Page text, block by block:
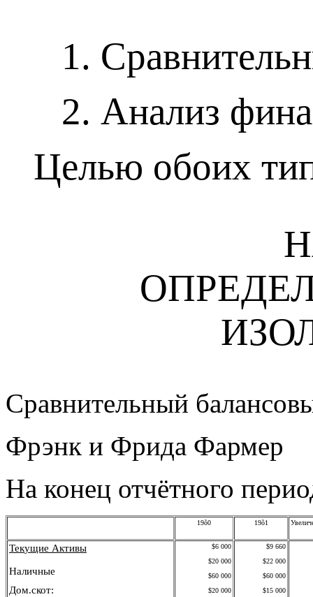
1.
2. Анализ
Целью обоих
Сравнительный
Фрэнк и Фрида Фармер
На конец отчётного
19õ0 19õ1
Текущие Активы
Наличные
Дом.скот:
$6 000
$20 000
$60 000
$20 000
$9 660
$22 000
$60 000
$15 000